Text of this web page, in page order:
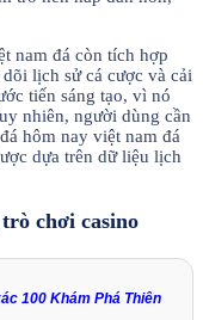
nam đá còn tích hợp
lịch sử cá cược và cải
tiến sáng tạo, vì nó
nhiên, người dùng cần
hôm nay việt nam đá
dựa trên dữ liệu lịch
chơi casino
100 Khám Phá Thiên